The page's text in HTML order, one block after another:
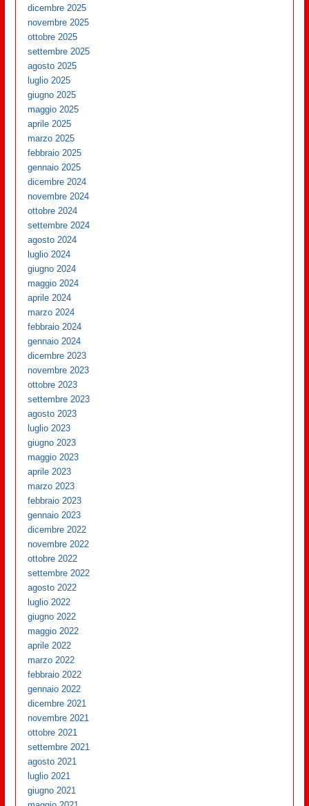
dicembre 2025
novembre 2025
ottobre 2025
settembre 2025
agosto 2025
luglio 2025
giugno 2025
maggio 2025
aprile 2025
marzo 2025
febbraio 2025
gennaio 2025
dicembre 2024
novembre 2024
ottobre 2024
settembre 2024
agosto 2024
luglio 2024
giugno 2024
maggio 2024
aprile 2024
marzo 2024
febbraio 2024
gennaio 2024
dicembre 2023
novembre 2023
ottobre 2023
settembre 2023
agosto 2023
luglio 2023
giugno 2023
maggio 2023
aprile 2023
marzo 2023
febbraio 2023
gennaio 2023
dicembre 2022
novembre 2022
ottobre 2022
settembre 2022
agosto 2022
luglio 2022
giugno 2022
maggio 2022
aprile 2022
marzo 2022
febbraio 2022
gennaio 2022
dicembre 2021
novembre 2021
ottobre 2021
settembre 2021
agosto 2021
luglio 2021
giugno 2021